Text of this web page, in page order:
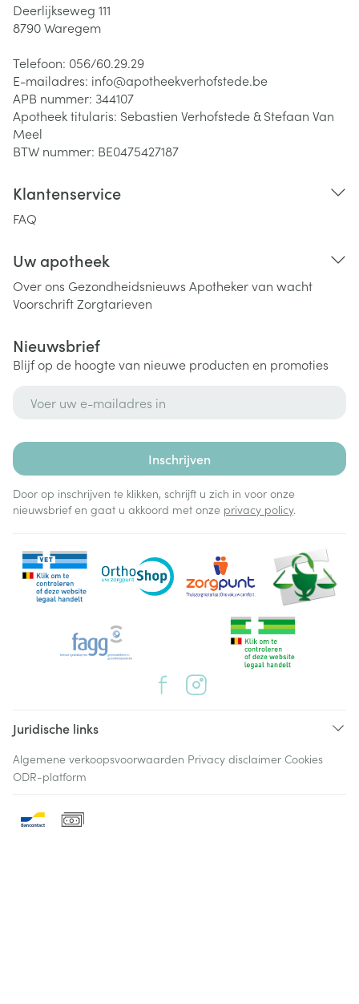
Deerlijkseweg 111
8790Waregem
Telefoon: 056/60.29.29
E-mailadres: info@apotheekverhofstede.be
APB nummer: 344107
Apotheek titularis: Sebastien Verhofstede & Stefaan Van
Meel
BTW nummer: BE0475427187
Klantenservice
FAQ
Uw apotheek
Over ons Gezondheidsnieuws Apotheker van wacht
VoorschriftZorgtarieven
Nieuwsbrief
Blijf op de hoogte van nieuwe producten en promoties
Inschrijven
Door op inschrijven te klikken, schrijft u zich in voor onze
nieuwsbrief en gaat u akkoord met onze privacy policy.
Juridische links
Algemene verkoopsvoorwaarden Privacy disclaimer Cookies
ODR-platform